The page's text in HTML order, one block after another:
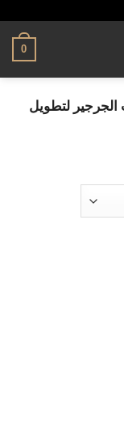
0
لتطويل